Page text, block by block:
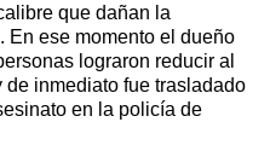
que dañan la
En ese momento el dueño
lograron reducir al
inmediato fue trasladado
en la policía de